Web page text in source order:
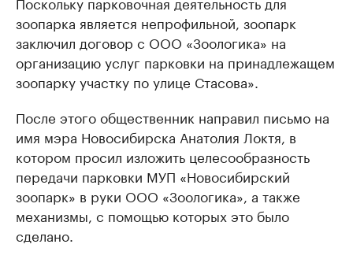
зоопарка является непрофильной, зоопарк
заключил договор с ООО «Зоологика» на
организацию услуг парковки на принадлежащем
зоопарку участку по улице Стасова».
После этого общественник направил письмо на
имя мэра Новосибирска Анатолия Локтя, в
котором просил изложить целесообразность
передачи парковки МУП «Новосибирский
зоопарк» в руки ООО «Зоологика», а также
механизмы, с помощью которых это было
сделано.